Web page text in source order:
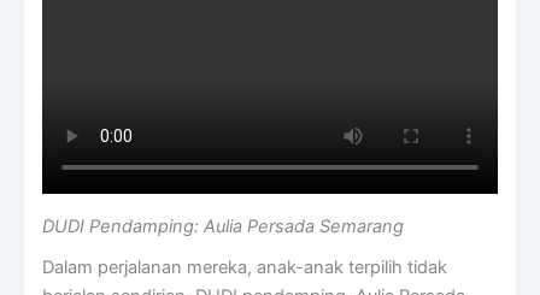
DUDI Pendamping: Aulia Persada Semarang
Dalam perjalanan mereka, anak-anak terpilih tidak